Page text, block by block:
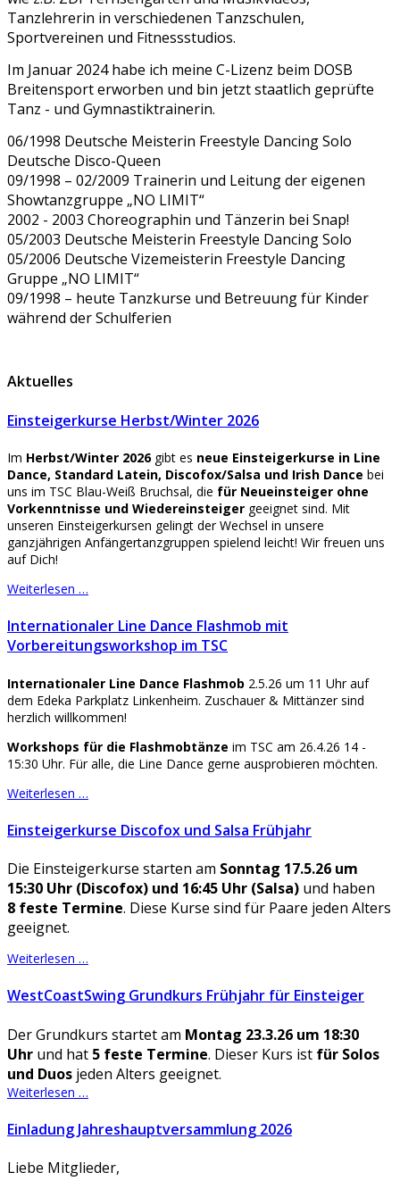
Tanzlehrerin in verschiedenen Tanzschulen,
Sportvereinen und Fitnessstudios.
Im Januar 2024 habe ich meine C-Lizenz beim DOSB
Breitensport erworben und bin jetzt staatlich geprüfte
Tanz - und Gymnastiktrainerin.
06/1998 Deutsche Meisterin Freestyle Dancing Solo
Deutsche Disco-Queen
09/1998 – 02/2009 Trainerin und Leitung der eigenen
Showtanzgruppe „NO LIMIT“
2002 - 2003 Choreographin und Tänzerin bei Snap!
05/2003 Deutsche Meisterin Freestyle Dancing Solo
05/2006 Deutsche Vizemeisterin Freestyle Dancing
Gruppe „NO LIMIT“
09/1998 – heute Tanzkurse und Betreuung für Kinder
während der Schulferien
Aktuelles
Einsteigerkurse Herbst/Winter 2026
Im Herbst/Winter 2026gibt es neue Einsteigerkurse in Line
Dance, Standard Latein, Discofox/Salsa und Irish Dance bei
uns im TSC Blau-Weiß Bruchsal, die für Neueinsteiger ohne
Vorkenntnisse und Wiedereinsteiger geeignet sind. Mit
unseren Einsteigerkursen gelingt der Wechsel in unsere
ganzjährigen Anfängertanzgruppen spielend leicht! Wir freuen uns
auf Dich!
Weiterlesen …
Internationaler Line Dance Flashmob mit
Vorbereitungsworkshop im TSC
Internationaler Line Dance Flashmob 2.5.26 um 11 Uhr auf
dem Edeka Parkplatz Linkenheim. Zuschauer & Mittänzer sind
herzlich willkommen!
Workshops für die Flashmobtänze im TSC am 26.4.26 14 -
15:30 Uhr. Für alle, die Line Dance gerne ausprobieren möchten.
Weiterlesen …
Einsteigerkurse Discofox und Salsa Frühjahr
Die Einsteigerkurse starten am Sonntag 17.5.26 um
15:30 Uhr (Discofox) und 16:45 Uhr (Salsa) und haben
8 feste Termine. Diese Kurse sind für Paare jeden Alters
geeignet.
Weiterlesen …
WestCoastSwing Grundkurs Frühjahr für Einsteiger
Der Grundkurs startet am Montag 23.3.26 um 18:30
Uhr und hat 5 feste Termine. Dieser Kurs ist für Solos
und Duos jeden Alters geeignet.
Weiterlesen …
Einladung Jahreshauptversammlung 2026
Liebe Mitglieder,